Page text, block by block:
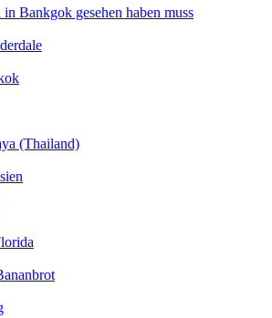
Bankgok gesehen haben muss
(Thailand)